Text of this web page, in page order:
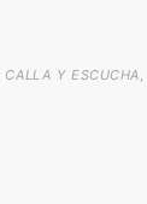
CALLA Y ESCUCHA